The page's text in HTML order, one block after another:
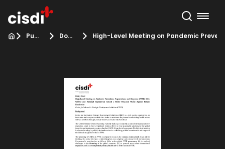
Publikasi Dokumen kebijakan High-Level Meeting on Pandemic